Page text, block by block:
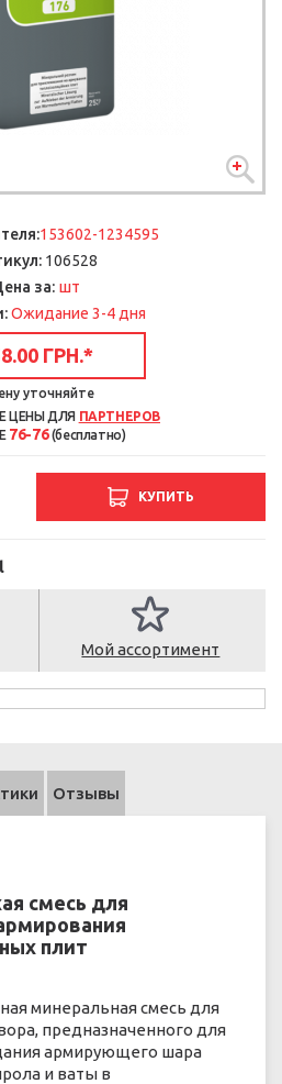
153602-1234595
106528
за: шт
Ожидание 3-4 дня
ГРН.*
уточняйте
ЦЕНЫ ДЛЯ ПАРТНЕРОВ
76-76(бесплатно)
КУПИТЬ
Мой ассортимент
Отзывы
смесь для
плит
минеральная смесь для
предназначенного для
армирующего шара
и ваты в